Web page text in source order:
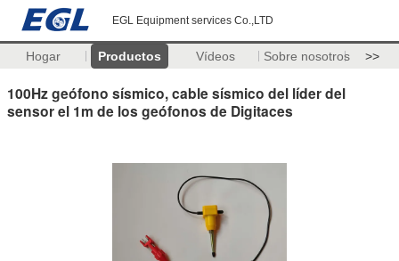
EGL Equipment services Co.,LTD
Hogar Productos Vídeos Sobre nosotros >>
100Hz geófono sísmico, cable sísmico del líder del
sensor el 1m de los geófonos de Digitaces